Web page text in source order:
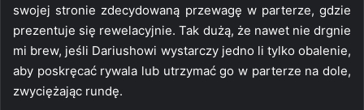
swojej stronie zdecydowaną przewagę w parterze, gdzie
prezentuje się rewelacyjnie. Tak dużą, że nawet nie drgnie
mi brew, jeśli Dariushowi wystarczy jedno li tylko obalenie,
aby poskręcać rywala lub utrzymać go w parterze na dole,
zwyciężając rundę.